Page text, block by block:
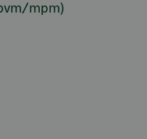
mpm)